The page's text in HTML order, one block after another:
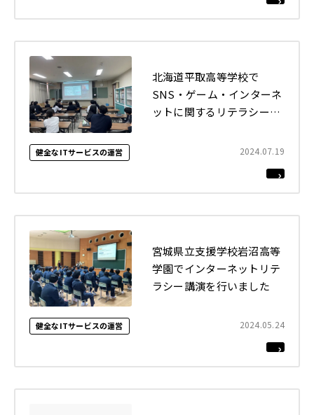
健全なITサービスの運営 2024.07.19
北海道平取高等学校で
SNS・ゲーム・インターネ
ットに関するリテラシー講
健全なITサービスの運営 2024.05.24
宮城県立支援学校岩沼高等
学園でインターネットリテ
ラシー講演を行いました